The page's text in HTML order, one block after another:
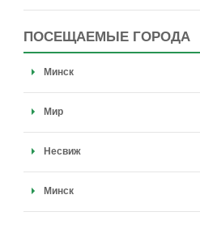
ПОСЕЩАЕМЫЕ ГОРОДА
Минск
Мир
Несвиж
Минск